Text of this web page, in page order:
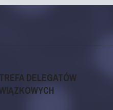
DELEGATÓW